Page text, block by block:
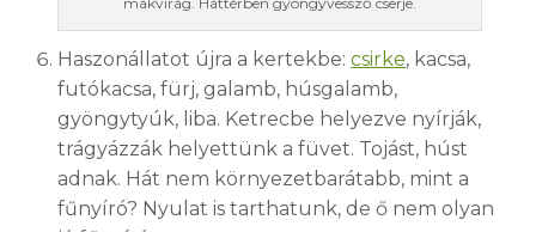
Haszonállatot újra a kertekbe:csirke, kacsa,
futókacsa, fürj, galamb, húsgalamb,
gyöngytyúk, liba. Ketrecbe helyezve nyírják,
trágyázzák helyettünk a füvet. Tojást, húst
adnak. Hát nem környezetbarátabb, mint a
fűnyíró? Nyulat is tarthatunk, de ő nem olyan